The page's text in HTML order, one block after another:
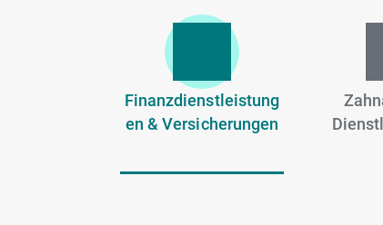
Finanzdienstleistung
en & Versicherungen